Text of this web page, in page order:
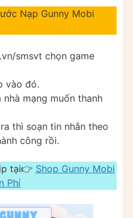
Nạp Gunny Mobi
smsvt chọn game
vào đó.
mạng muốn thanh
thì soạn tin nhắn theo
công rồi.
tại👉 Shop Gunny Mobi
Phí